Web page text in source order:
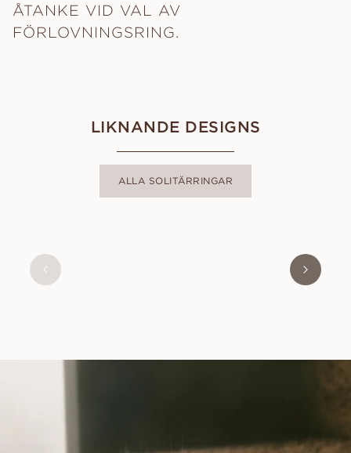
ÅTANKE VID VAL AV
FÖRLOVNINGSRING.
LIKNANDE DESIGNS
ALLA SOLITÄRRINGAR